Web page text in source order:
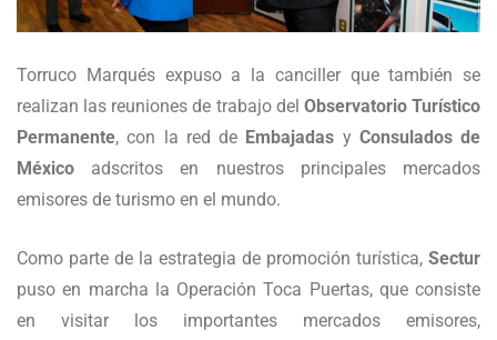
Torruco Marqués expuso a la canciller que también se
realizan las reuniones de trabajo del Observatorio Turístico
Permanente, con la red de Embajadas y Consulados de
México adscritos en nuestros principales mercados
emisores de turismo en el mundo.
Como parte de la estrategia de promoción turística, Sectur
puso en marcha la Operación Toca Puertas, que consiste
en visitar los importantes mercados emisores,